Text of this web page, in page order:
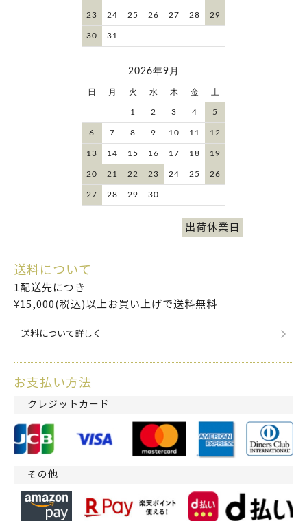
23 24 25 26 27 28 29
30 31
2026年9月
日 月 火 水 木 金 土
1 2 3 4 5
6 7 8 9 10 11 12
13 14 15 16 17 18 19
20 21 22 23 24 25 26
27 28 29 30
出荷休業日
送料について
1配送先につき
¥15,000(税込)以上お買い上げで送料無料
送料について詳しく
お支払い方法
クレジットカード
その他